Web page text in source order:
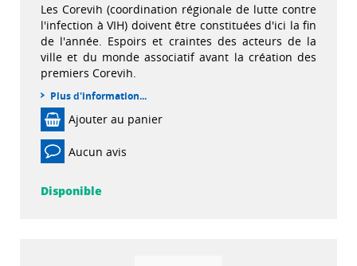
Les Corevih (coordination régionale de lutte contre
l'infection à VIH) doivent être constituées d'ici la fin
de l'année. Espoirs et craintes des acteurs de la
ville et du monde associatif avant la création des
premiers Corevih.
Plus d'information...
Ajouter au panier
Aucun avis
Disponible